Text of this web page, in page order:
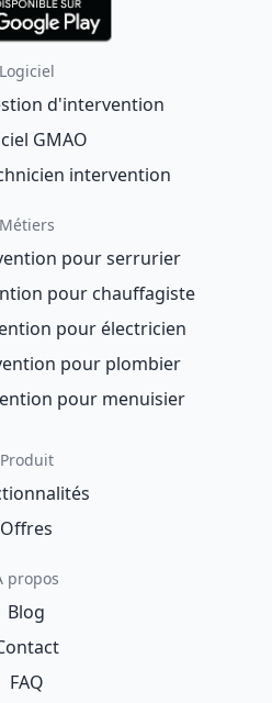
Logiciel
d'intervention
GMAO
intervention
Métiers
pour serrurier
pour chauffagiste
pour électricien
pour plombier
pour menuisier
Produit
Offres
propos
Blog
FAQ